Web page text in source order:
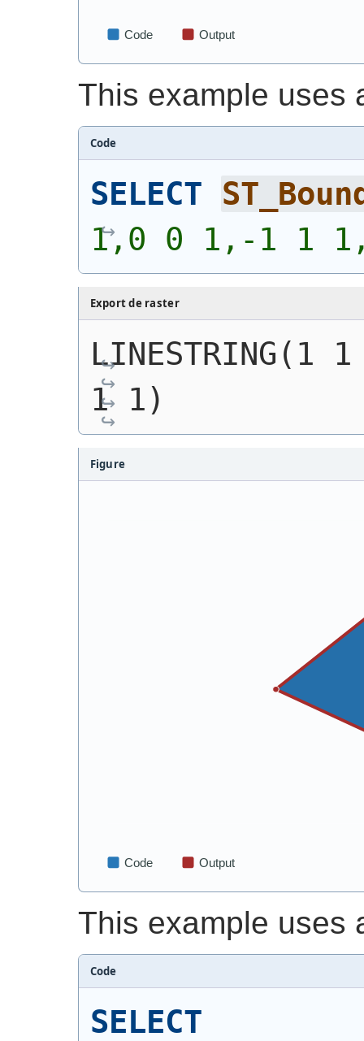
This example uses
Code
SELECT
1,0 0 1,-1 1
Export de raster
1 1)
Figure
This example uses
Code
SELECT